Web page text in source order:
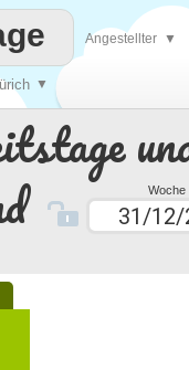
Woche
▼
Angestellter ▼